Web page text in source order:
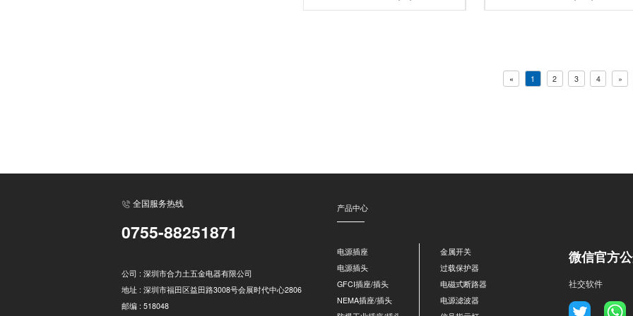
« 1 2 3 4 »
全国服务热线
0755-88251871
公司 : 深圳市合力土五金电器有限公司
地址 : 深圳市福田区益田路3008号会展时代中心2806
邮编 : 518048
产品中心
电源插座
电源插头
GFCI插座/插头
NEMA插座/插头
金属开关
过载保护器
电磁式断路器
电源滤波器
微信官方
社交软件